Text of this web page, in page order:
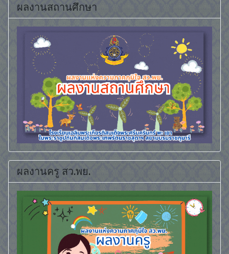
ผลงานสถานศึกษา
ผลงานครู สว.พย.